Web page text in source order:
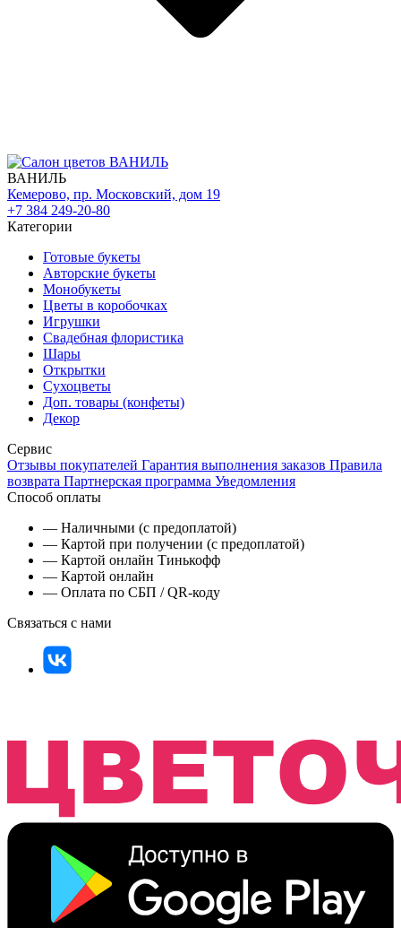
ВАНИЛЬ
Кемерово, пр. Московский, дом 19
+7 384 249-20-80
Категории
Готовые букеты
Авторские букеты
Монобукеты
Цветы в коробочках
Игрушки
Свадебная флористика
Шары
Открытки
Сухоцветы
Доп. товары (конфеты)
Декор
Сервис
Отзывы покупателей Гарантия выполнения заказов Правила
возврата Партнерская программа Уведомления
Способ оплаты
— Наличными (с предоплатой)
— Картой при получении (с предоплатой)
— Картой онлайн Тинькофф
— Картой онлайн
— Оплата по СБП / QR-коду
Связаться с нами